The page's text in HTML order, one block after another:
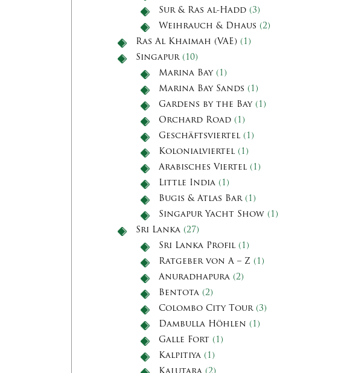
Sur & Ras al-Hadd (3)
Weihrauch & Dhaus (2)
Ras Al Khaimah (VAE) (1)
Singapur(10)
Marina Bay(1)
Marina Bay Sands (1)
Gardens by the Bay(1)
Orchard Road (1)
Geschäftsviertel (1)
Kolonialviertel (1)
Arabisches Viertel (1)
Little India (1)
Bugis & Atlas Bar(1)
Singapur Yacht Show (1)
Sri Lanka (27)
Sri Lanka Profil (1)
Ratgeber von A – Z (1)
Anuradhapura (2)
Bentota (2)
Colombo City Tour(3)
Dambulla Höhlen (1)
Galle Fort (1)
Kalpitiya (1)